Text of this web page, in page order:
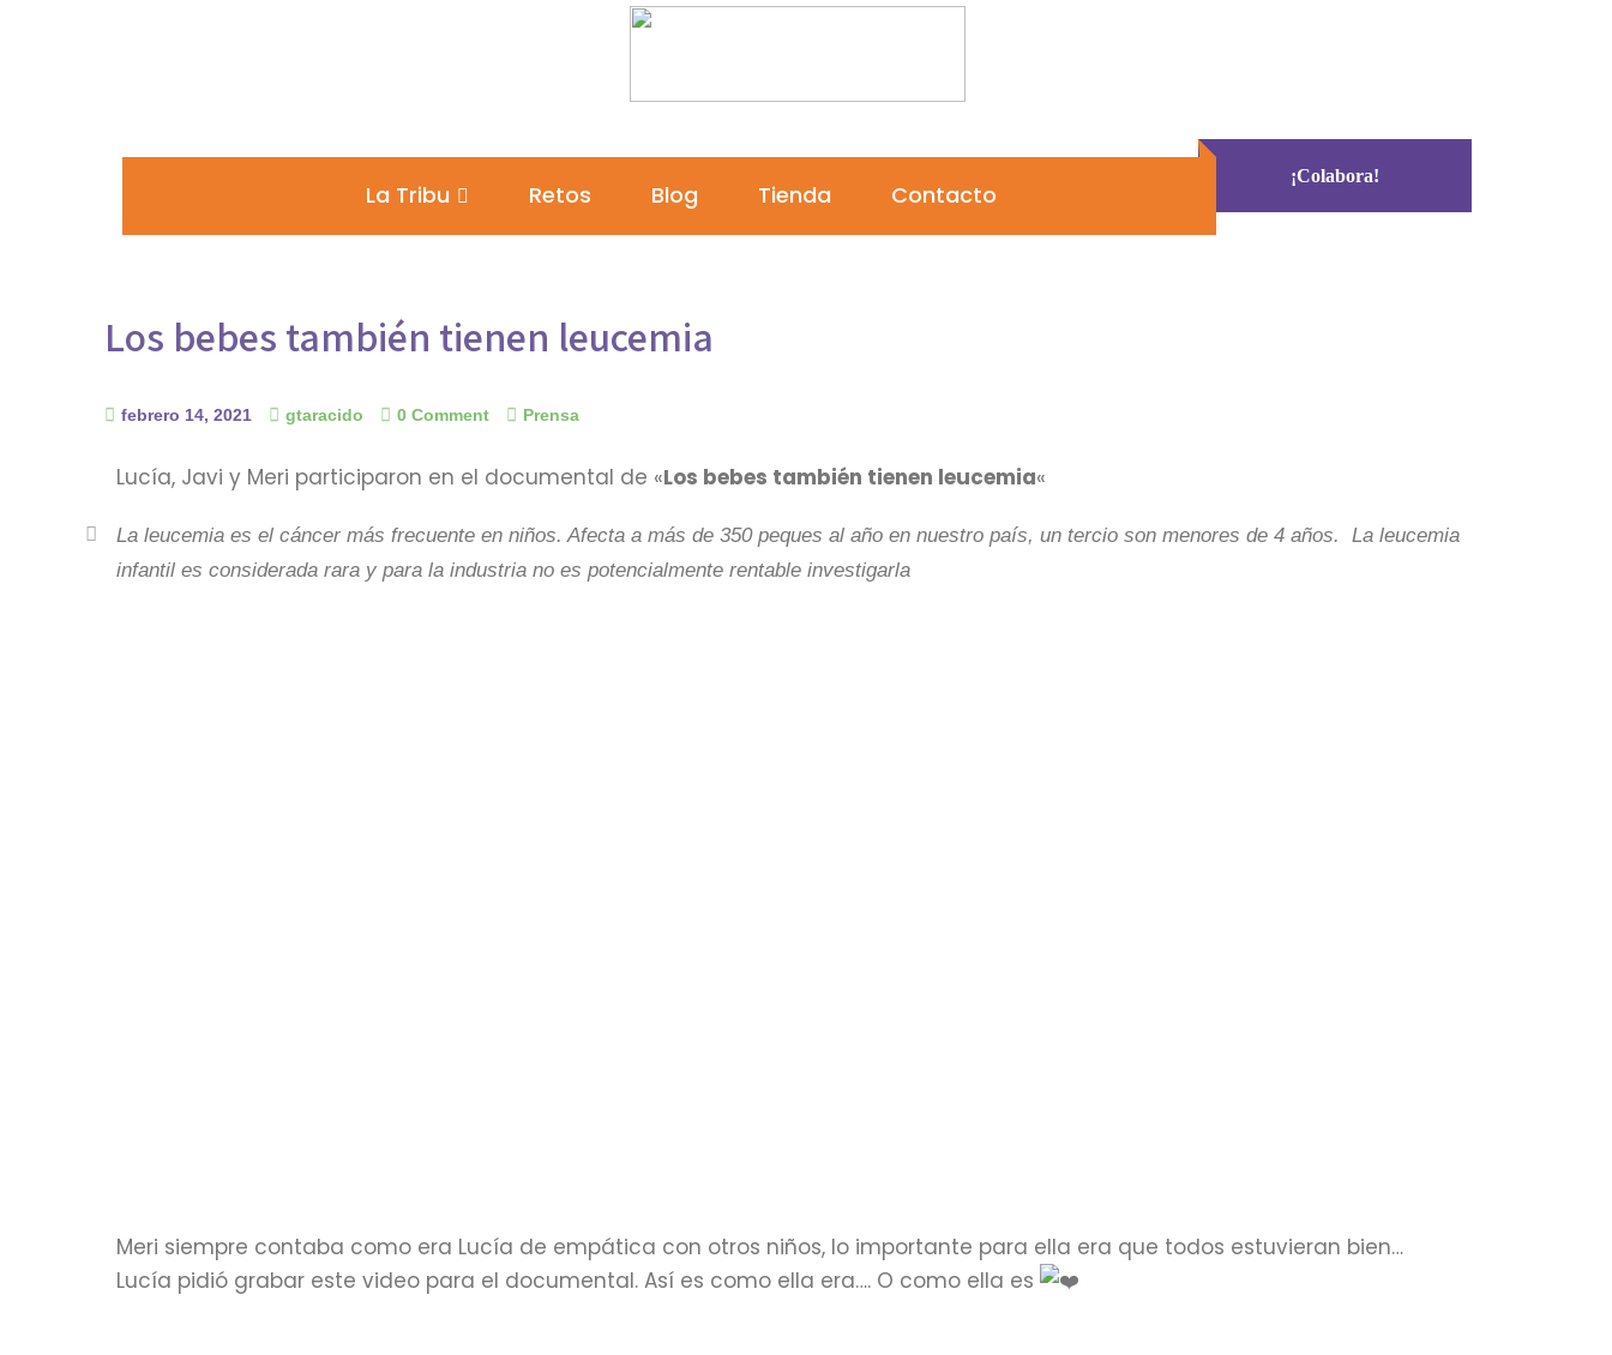
La Tribu Retos Blog Tienda Contacto
¡Colabora!
Los bebes también tienen leucemia
febrero 14, 2021 gtaracido 0 Comment Prensa
Lucía, Javi y Meri participaron en el documental de «Los bebes también tienen leucemia«
La leucemia es el cáncer más frecuente en niños. Afecta a más de 350 peques al año en nuestro país, un tercio son menores de 4 años. La leucemia
infantil es considerada rara y para la industria no es potencialmente rentable investigarla
Meri siempre contaba como era Lucía de empática con otros niños, lo importante para ella era que todos estuvieran bien…
Lucía pidió grabar este video para el documental. Así es como ella era…. O como ella es